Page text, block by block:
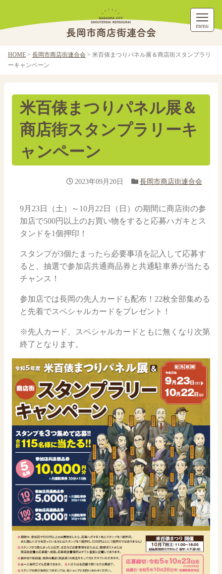
menu
HOME > 長岡市商店街連合会 > 米百俵まつりパネル展＆商店街スタンプラリ
ーキャンペーン
米百俵まつりパネル展＆
商店街スタンプラリーキ
ャンペーン
2023年09月20日 長岡市商店街連合会
9月23日（土）～10月22日（日）の期間に商店街の参
加店で500円以上のお買い物をすると応募ハガキとス
タンドを1個押印！
スタンプが3個たまったら必要事項を記入して応募す
ると、抽選で参加店共通商品券と共通駐車券が当たる
チャンス！
参加店では長岡の先人カードも配布！22枚全部集める
と先着でスペシャルカードをプレゼント！
※先人カード、スペシャルカードともに無くなり次第
終了となります。